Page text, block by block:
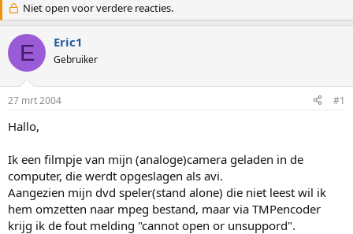
d
e
r
w
e
s
t
a
t
e
r
a
r
d
a
m
Niet open voor verdere reacties.
E Eric1
Gebruiker
27 mrt 2004 #1
Hallo,
Ik een filmpje van mijn (analoge)camera geladen in de
computer, die werdt opgeslagen als avi.
Aangezien mijn dvd speler(stand alone) die niet leest wil ik
hem omzetten naar mpeg bestand, maar via TMPencoder
krijg ik de fout melding "cannot open or unsuppord".